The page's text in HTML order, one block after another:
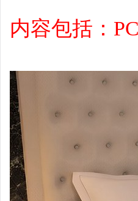
内容包括：